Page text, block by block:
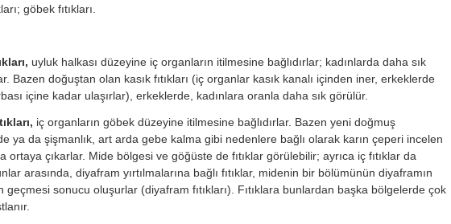
göbek fıtıkları.
uyluk halkası düzeyine iç organların itilmesine bağlıdırlar; kadınlarda daha sık
Bazen doğuştan olan kasık fıtıkları (iç organlar kasık kanalı içinden iner, erkeklerde
içine kadar ulaşırlar), erkeklerde, kadınlara oranla daha sık görülür.
iç organların göbek düzeyine itilmesine bağlıdırlar. Bazen yeni doğmuş
ya da şişmanlık, art arda gebe kalma gibi nedenlere bağlı olarak karın çeperi incelen
ortaya çıkarlar. Mide bölgesi ve göğüste de fıtıklar görülebilir; ayrıca iç fıtıklar da
arasında, diyafram yırtılmalarına bağlı fıtıklar, midenin bir bölümünün diyaframın
geçmesi sonucu oluşurlar (diyafram fıtıkları). Fıtıklara bunlardan başka bölgelerde çok